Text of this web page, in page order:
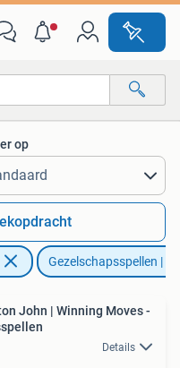
op
Gezelschapsspellen |
John | Winning Moves -
Details